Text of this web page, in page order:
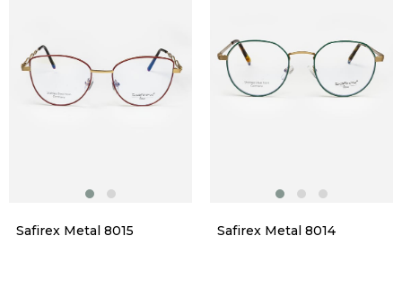
Safirex Metal 8015 Safirex Metal 8014